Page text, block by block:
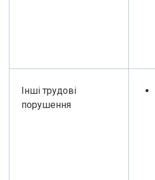
Інші трудові
порушення